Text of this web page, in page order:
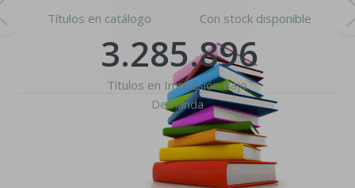
Títulos en catálogo Con stock disponible
3.285.896
Títulos en Impresión Bajo
Demanda